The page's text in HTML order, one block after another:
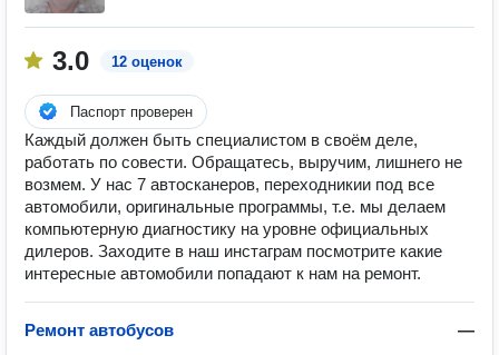
3.0 12 оценок
Паспорт проверен
Каждый должен быть специалистом в своём деле,
работать по совести. Обращатесь, выручим, лишнего не
возмем. У нас 7 автосканеров, переходникии под все
автомобили, оригинальные программы, т.е. мы делаем
компьютерную диагностику на уровне официальных
дилеров. Заходите в наш инстаграм посмотрите какие
интересные автомобили попадают к нам на ремонт.
Ремонт автобусов —